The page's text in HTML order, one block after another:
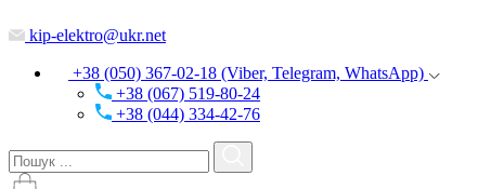
kip-elektro@ukr.net
+38 (050) 367-02-18 (Viber, Telegram, WhatsApp)
+38 (067) 519-80-24
+38 (044) 334-42-76